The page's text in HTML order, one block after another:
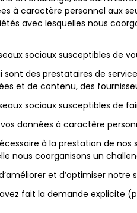
à caractère personnel aux
avec lesquelles nous
sociaux susceptibles de
sont des prestataires de
et de contenu, des
sociaux susceptibles de
données à caractère
à la prestation de
nous coorganisons un
et d’optimiser
fait la demande explicite